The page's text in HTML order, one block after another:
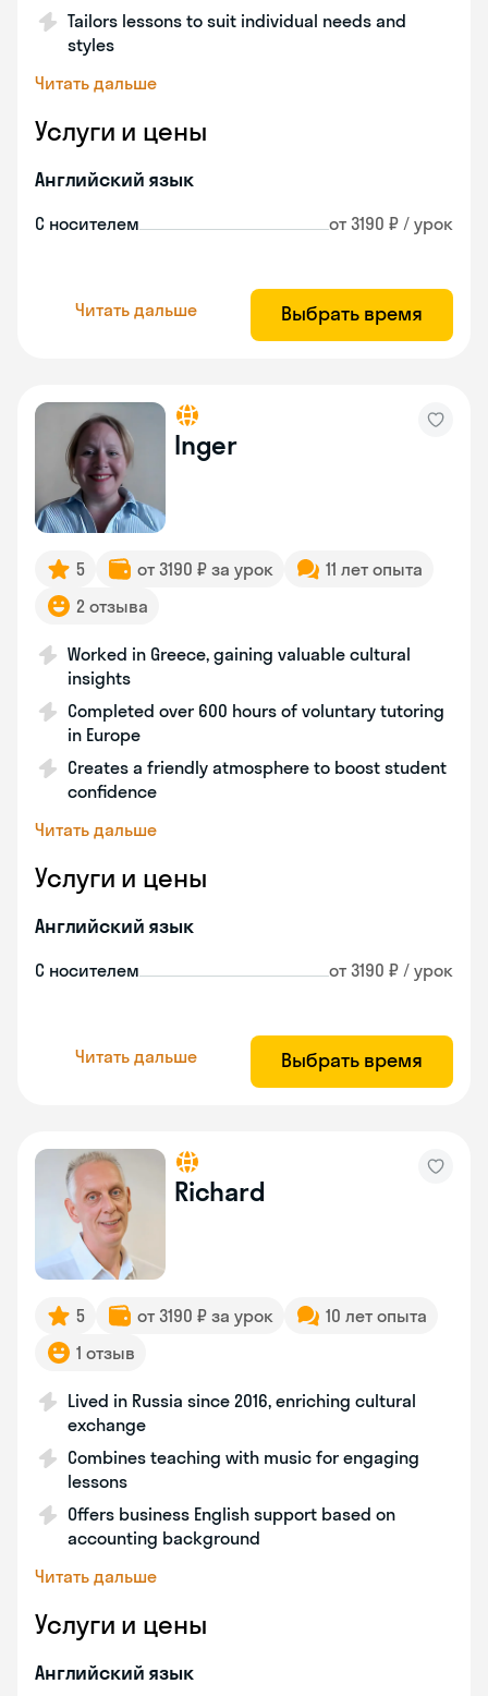
Tailors lessons to suit individual needs and
styles
Читать дальше
Услуги и цены
Английский язык
С носителем от 3190 ₽ / урок
Читать дальше Выбрать время
Inger
5 от 3190 ₽ за урок
11 лет опыта
2 отзыва
Worked in Greece, gaining valuable cultural
insights
Completed over 600 hours of voluntary tutoring
in Europe
Creates a friendly atmosphere to boost student
confidence
Читать дальше
Услуги и цены
Английский язык
С носителем от 3190 ₽ / урок
Читать дальше Выбрать время
Richard
5 от 3190 ₽ за урок
10 лет опыта
1 отзыв
Lived in Russia since 2016, enriching cultural
exchange
Combines teaching with music for engaging
lessons
Offers business English support based on
accounting background
Читать дальше
Услуги и цены
Английский язык